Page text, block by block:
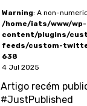
Warning: A non-
/home/iats/www/wp-
content/plugins/
feeds/custom-
638
4 Jul 2025
Artigo recém
#JustPublished